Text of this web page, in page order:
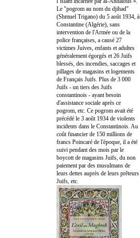
Le "pogrom au nom du djihad"
(Shmuel Trigano) du 5 août 1934, à
Constantine (Algérie), sans
intervention de l'Armée ou de la
police françaises, a causé 27
victimes Juives, enfants et adultes
généralement égorgés et 26 Juifs
blessés, des incendies, saccages et
pillages de magasins et logements
de Français Juifs. Plus de 3 000
Juifs - un tiers des Juifs
constantinois - ayant besoin
d'assistance sociale après ce
pogrom, etc. Ce pogrom avait été
précédé le 3 août 1934 de violents
incidents dans le Constantinois. Au
coût financier de 150 millions de
francs Poincaré de l'époque, il a été
suivi pendant des mois par le
boycott de magasins Juifs, du non
paiement par des musulmans de
leurs dettes auprès de leurs prêteurs
Juifs, etc.